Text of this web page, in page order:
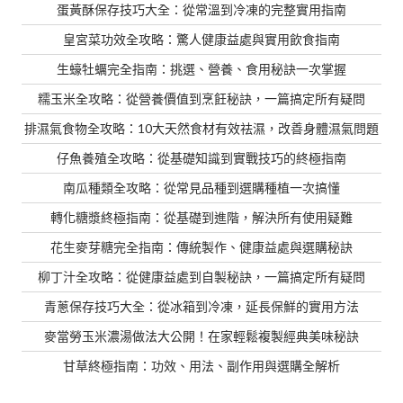
蛋黃酥保存技巧大全：從常溫到冷凍的完整實用指南
皇宮菜功效全攻略：驚人健康益處與實用飲食指南
生蠔牡蠣完全指南：挑選、營養、食用秘訣一次掌握
糯玉米全攻略：從營養價值到烹飪秘訣，一篇搞定所有疑問
排濕氣食物全攻略：10大天然食材有效祛濕，改善身體濕氣問題
仔魚養殖全攻略：從基礎知識到實戰技巧的終極指南
南瓜種類全攻略：從常見品種到選購種植一次搞懂
轉化糖漿終極指南：從基礎到進階，解決所有使用疑難
花生麥芽糖完全指南：傳統製作、健康益處與選購秘訣
柳丁汁全攻略：從健康益處到自製秘訣，一篇搞定所有疑問
青蔥保存技巧大全：從冰箱到冷凍，延長保鮮的實用方法
麥當勞玉米濃湯做法大公開！在家輕鬆複製經典美味秘訣
甘草終極指南：功效、用法、副作用與選購全解析